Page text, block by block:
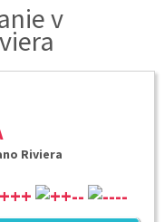
v
Riviera